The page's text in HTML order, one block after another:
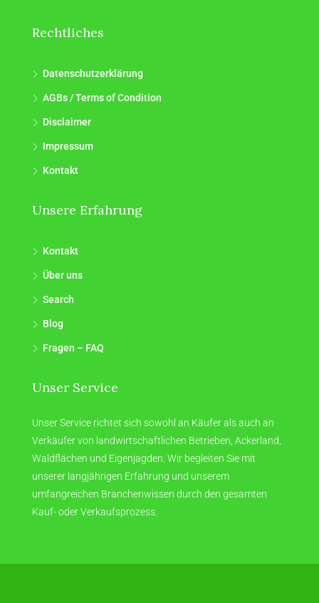
Rechtliches
Datenschutzerklärung
AGBs / Terms of Condition
Disclaimer
Impressum
Kontakt
Unsere Erfahrung
Kontakt
Über uns
Search
Blog
Fragen – FAQ
Unser Service
Unser Service richtet sich sowohl an Käufer als auch an
Verkäufer von landwirtschaftlichen Betrieben, Ackerland,
Waldflächen und Eigenjagden. Wir begleiten Sie mit
unserer langjährigen Erfahrung und unserem
umfangreichen Branchenwissen durch den gesamten
Kauf- oder Verkaufsprozess.